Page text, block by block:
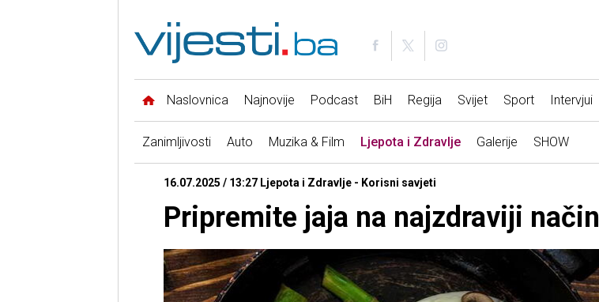
Naslovnica Najnovije Podcast BiH Regija Svijet Sport Intervjui
Zanimljivosti Auto Muzika & Film Ljepota i Zdravlje Galerije SHOW
16.07.2025 / 13:27 Ljepota i Zdravlje - Korisni savjeti
Pripremite jaja na najzdraviji način